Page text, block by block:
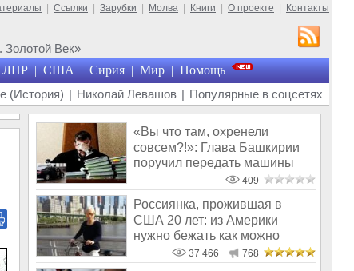
Ссылки Зарубки Молва Книги О проекте Контакты
Золотой Век»
ЛНР | США | Сирия | Мир | Помощь
(История) | Николай Левашов | Популярные в соцсетях
«Вы что там, охренели
совсем?!»: Глава Башкирии
поручил передать машины
409
Россиянка, прожившая в
США 20 лет: из Америки
нужно бежать как можно
скорее
37 466 768